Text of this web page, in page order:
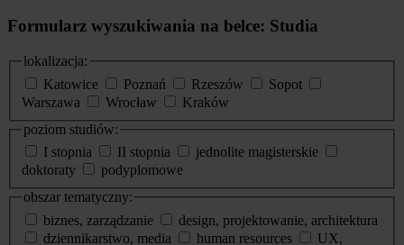
Formularz wyszukiwania na belce: Studia
lokalizacja:
Katowice
Poznań Rzeszów
Sopot
Warszawa
Wrocław
Kraków
poziom studiów:
I stopnia
II stopnia
jednolite magisterskie
doktoraty
podyplomowe
obszar tematyczny:
biznes, zarządzanie
design, projektowanie, architektura
dziennikarstwo, media
human resources
UX,